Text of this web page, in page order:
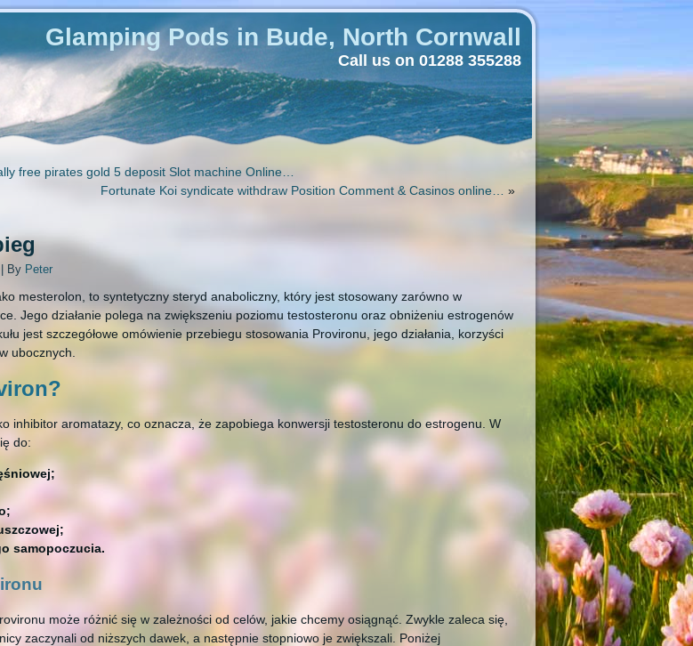
Glamping Pods in Bude, North Cornwall
Call us on 01288 355288
free pirates gold 5 deposit Slot machine Online…
Fortunate Koi syndicate withdraw Position Comment & Casinos online…
»
By Peter
mesterolon, to syntetyczny steryd anaboliczny, który jest stosowany zarówno w
Jego działanie polega na zwiększeniu poziomu testosteronu oraz obniżeniu estrogenów
jest szczegółowe omówienie przebiegu stosowania Provironu, jego działania, korzyści
ubocznych.
inhibitor aromatazy, co oznacza, że zapobiega konwersji testosteronu do estrogenu. W
do:
samopoczucia.
może różnić się w zależności od celów, jakie chcemy osiągnąć. Zwykle zaleca się,
zaczynali od niższych dawek, a następnie stopniowo je zwiększali. Poniżej